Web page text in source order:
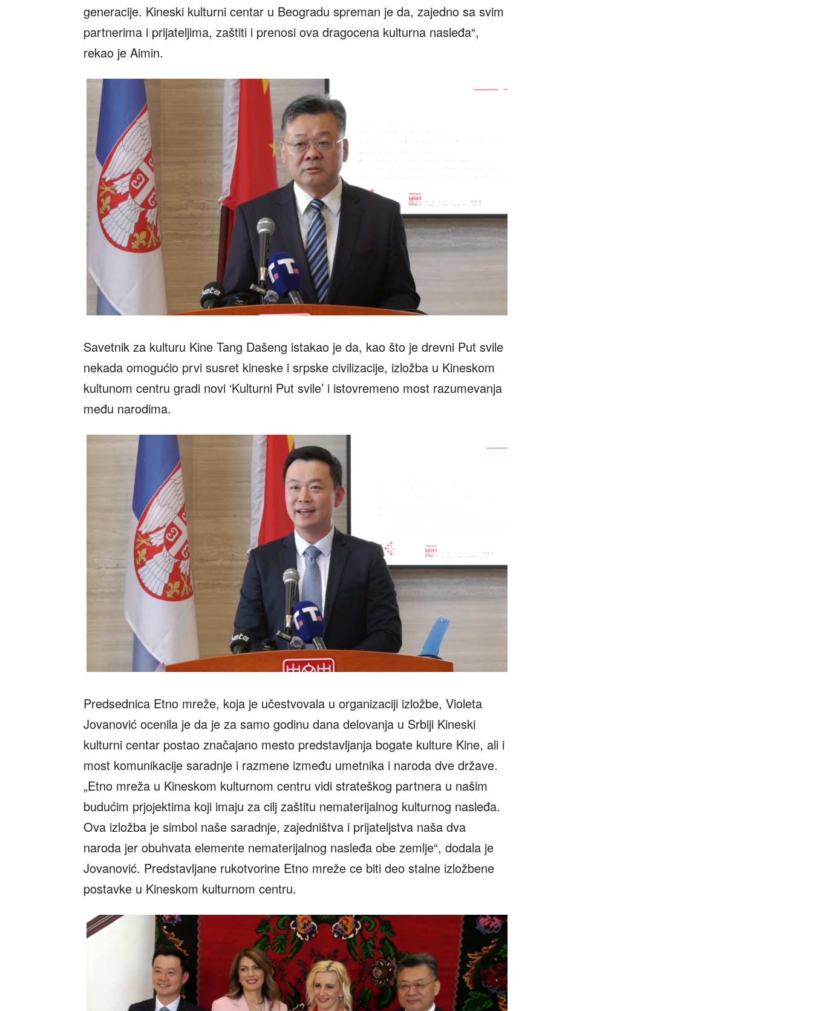
generacije. Kineski kulturni centar u Beogradu spreman je da, zajedno sa svim
partnerima i prijateljima, zaštiti i prenosi ova dragocena kulturna nasleđa“,
rekao je Aimin.
Savetnik za kulturu Kine Tang Dašeng istakao je da, kao što je drevni Put svile
nekada omogućio prvi susret kineske i srpske civilizacije, izložba u Kineskom
kultunom centru gradi novi ‘Kulturni Put svile’ i istovremeno most razumevanja
među narodima.
Predsednica Etno mreže, koja je učestvovala u organizaciji izložbe, Violeta
Jovanović ocenila je da je za samo godinu dana delovanja u Srbiji Kineski
kulturni centar postao značajano mesto predstavljanja bogate kulture Kine, ali i
most komunikacije saradnje i razmene između umetnika i naroda dve države.
„Etno mreža u Kineskom kulturnom centru vidi strateškog partnera u našim
budućim prjojektima koji imaju za cilj zaštitu nematerijalnog kulturnog nasleđa.
Ova izložba je simbol naše saradnje, zajedništva i prijateljstva naša dva
naroda jer obuhvata elemente nematerijalnog nasleđa obe zemlje“, dodala je
Jovanović. Predstavljane rukotvorine Etno mreže ce biti deo stalne izložbene
postavke u Kineskom kulturnom centru.